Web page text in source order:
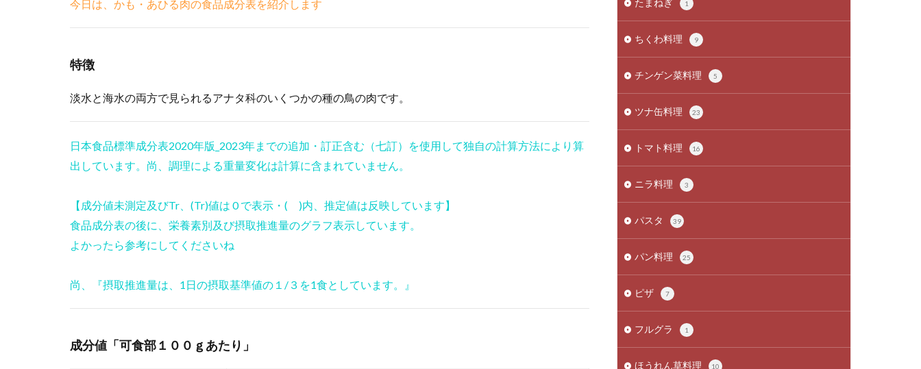
今日は、かも・あひる肉の食品成分表を紹介します
特徴
淡水と海水の両方で見られるアナタ科のいくつかの種の鳥の肉です。
日本食品標準成分表2020年版_2023年までの追加・訂正含む（七訂）を使用して独自の計算方法により算
出しています。尚、調理による重量変化は計算に含まれていません。
【成分値未測定及びTr、(Tr)値は 0 で表示・( )内、推定値は反映しています】
食品成分表の後に、栄養素別及び摂取推進量のグラフ表示しています。
よかったら参考にしてくださいね
尚、『摂取推進量は、1日の摂取基準値の１/３を1食としています。』
成分値「可食部１００ｇあたり」
たまねぎ 1
ちくわ料理 9
チンゲン菜料理 5
ツナ缶料理 23
トマト料理 16
ニラ料理 3
パスタ 39
パン料理 25
ピザ 7
フルグラ 1
ほうれん草料理 10